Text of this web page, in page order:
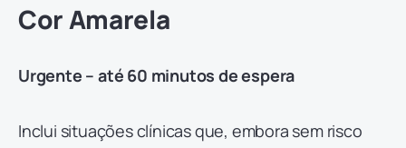
Cor Amarela
Urgente – até 60 minutos de espera
Inclui situações clínicas que, embora sem risco